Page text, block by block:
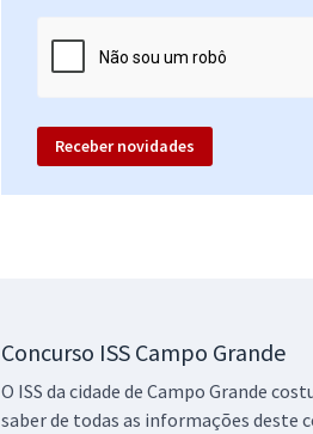
Receber novidades
Concurso ISS Campo Grande
O ISS da cidade de Campo Grande
saber de todas as informações deste